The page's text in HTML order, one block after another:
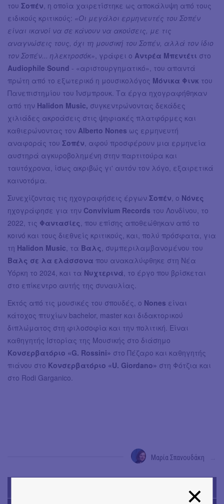
του Σοπέν, η οποία χαιρετίστηκε ως αποκάλυψη από τους
ειδικούς κριτικούς: «Οι μεγάλοι ερμηνευτές του Σοπέν
είναι ικανοί να σε κάνουν να ακούσεις, με τις
αναγνώσεις τους, όχι τη μουσική του Σοπέν, αλλά τον ίδιο
τον Σοπέν... ηλεκτροσόκ», γράφει ο Αντρέα Μπεντέτι στο
Audiophile Sound - «αριστουργηματικό», του απαντά
πρώτη από το εξωτερικό η μουσικολόγος Μόνικα Φινκ του
Πανεπιστημίου του Ίνσμπρουκ. Τα έργα ηχογραφήθηκαν
από την Halidon Music, συγκεντρώνοντας δεκάδες
χιλιάδες ακροάσεις στις ψηφιακές πλατφόρμες και
καθιερώνοντας τον Alberto Nones ως ερμηνευτή
αναφοράς του Σοπέν, αφού προσφέρουν μια ερμηνεία
αυστηρά αγκυροβολημένη στην παρτιτούρα και
ταυτόχρονα, ίσως ακριβώς γι' αυτόν τον λόγο, εξαιρετικά
καινοτόμα.
Συνεχίζοντας τις ηχογραφήσεις έργων Σοπέν, ο Νόνες
ηχογράφησε για την Convivium Records του Λονδίνου, το
2022, τις Φαντασίες, που επίσης αποθεώθηκαν από το
κοινό και τους διεθνείς κριτικούς, και, πολύ πρόσφατα, για
τη Halidon Music, τα Βαλς, συμπεριλαμβανομένου του
Βαλς σε λα ελάσσονα που ανακαλύφθηκε στη Νέα
Υόρκη το 2024, και τα Νυχτερινά, το έργο που βρίσκεται
στο επίκεντρο αυτής της συναυλίας.
Εκτός από τις μουσικές του σπουδές, ο Nones είναι
κάτοχος πτυχίων bachelor, master και διδακτορικού
διπλώματος στη φιλοσοφία και την πολιτική. Είναι
καθηγητής Ιστορίας της Μουσικής στο διάσημο
Κονσερβατόριο «G. Rossini» στο Πέζαρο και καθηγητής
πιάνου στο Κονσερβατόριο «U. Giordano» στη Φότζια και
στο Rodi Garganico.
Μαρία Σπανουδάκη